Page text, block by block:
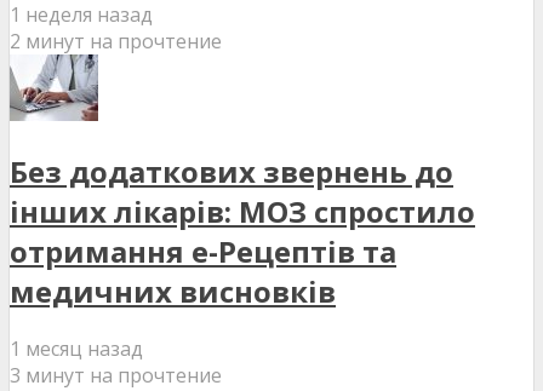
1 неделя назад
2 минут на прочтение
Без додаткових звернень до
інших лікарів: МОЗ спростило
отримання е-Рецептів та
медичних висновків
1 месяц назад
3 минут на прочтение